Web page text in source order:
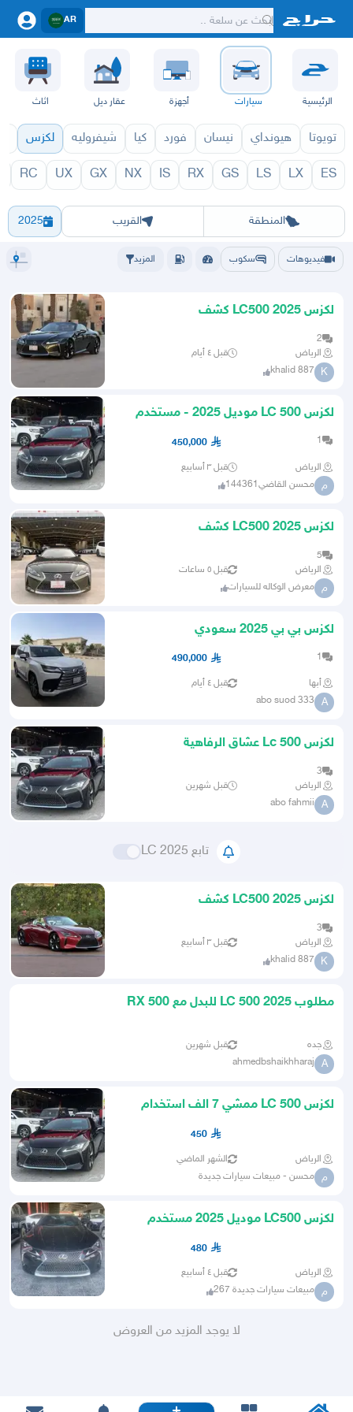
AR
الرئيسية سيارات أجهزة عقار ديل اثاث
تويوتا هيونداي نيسان فورد كيا شيفروليه لكزس
ES
LX
LS
GS
RX
IS
NX
GX
UX
RC
المنطقة
الرياض الشرقيهجده الطايف حائلأبها عسيرالباحة
القريب 2025
LC 1970
فيديوهات سكوب المزيد
لكزس LC500 2025 كشف
2
الرياض
قبل ٤ أيام
K
khalid 887
لكزس LC 500 موديل 2025 - مستخدم
نظيف عداد 6 الف
1
450,000
الرياض قبل ٣ أسابيع
م محسن القاضي144361
لكزس LC500 2025 كشف
5
الرياض
قبل ٥ ساعات
م معرض الوكاله للسيارات
لكزس بي بي 2025 سعودي
1
490,000
أبها قبل ٤ أيام
A
abo suod 333
لكزس Lc 500 عشاق الرفاهية
3
الرياض
قبل شهرين
A
abo fahmii
تابع LC 2025
لكزس LC500 2025 كشف
3
الرياض
قبل ٣ أسابيع
K
khalid 887
مطلوب LC 500 2025 للبدل مع RX 500
جده قبل شهرين
A
ahmedbshaikhharaj
لكزس LC 500 ممشي 7 الف استخدام
450
الرياض الشهر الماضي
م محسن - مبيعات سيارات جديدة
لكزس LC500 موديل 2025 مستخدم
480
الرياض قبل ٤ أسابيع
م مبيعات سيارات جديدة 267
لا يوجد المزيد من العروض